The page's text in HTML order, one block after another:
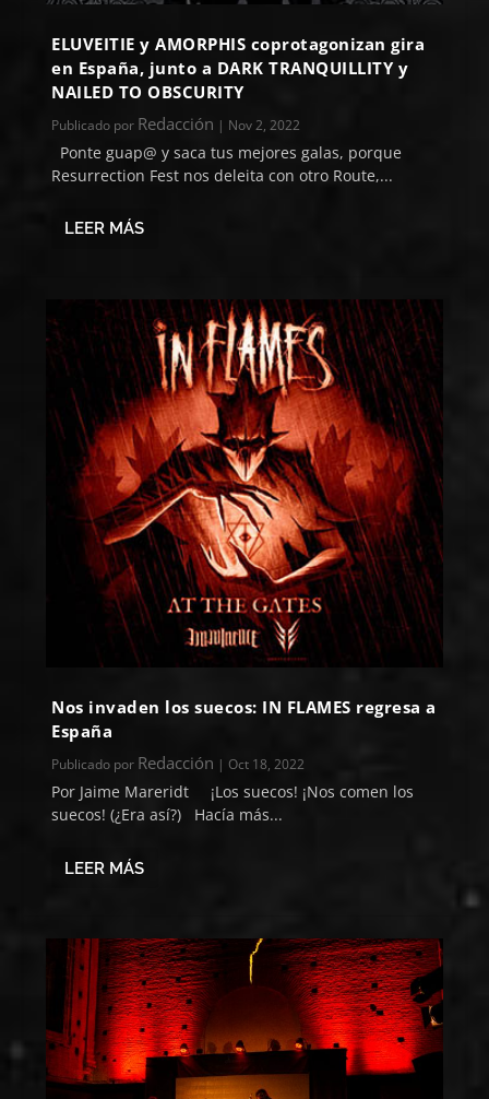
ELUVEITIE y AMORPHIS coprotagonizan gira
en España, junto a DARK TRANQUILLITY y
NAILED TO OBSCURITY
Publicado por Redacción | Nov 2, 2022
Ponte guap@ y saca tus mejores galas, porque
Resurrection Fest nos deleita con otro Route,...
LEER MÁS
Nos invaden los suecos: IN FLAMES regresa a
España
Publicado por Redacción |Oct 18, 2022
Por Jaime Mareridt ¡Los suecos! ¡Nos comen los
suecos! (¿Era así?) Hacía más...
LEER MÁS